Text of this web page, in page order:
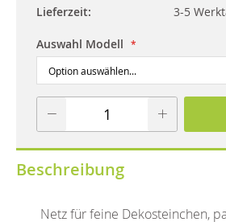
Lieferzeit
3-5
Auswahl Modell
Beschreibung
Netz für feine Dekosteinchen,